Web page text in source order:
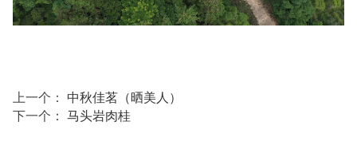
上一个： 中秋佳茗（晒美人）
下一个： 马头岩肉桂